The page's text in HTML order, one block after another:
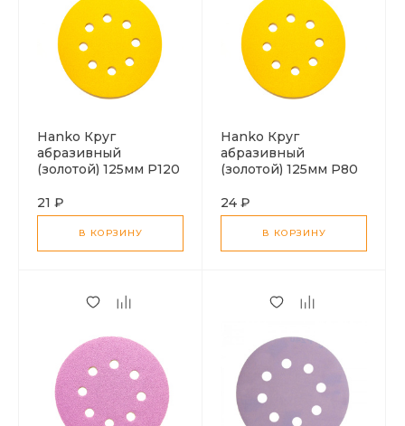
Hanko Круг
абразивный
(золотой) 125мм P120
21 ₽
В КОРЗИНУ
Hanko Круг
абразивный
(золотой) 125мм P80
24 ₽
В КОРЗИНУ